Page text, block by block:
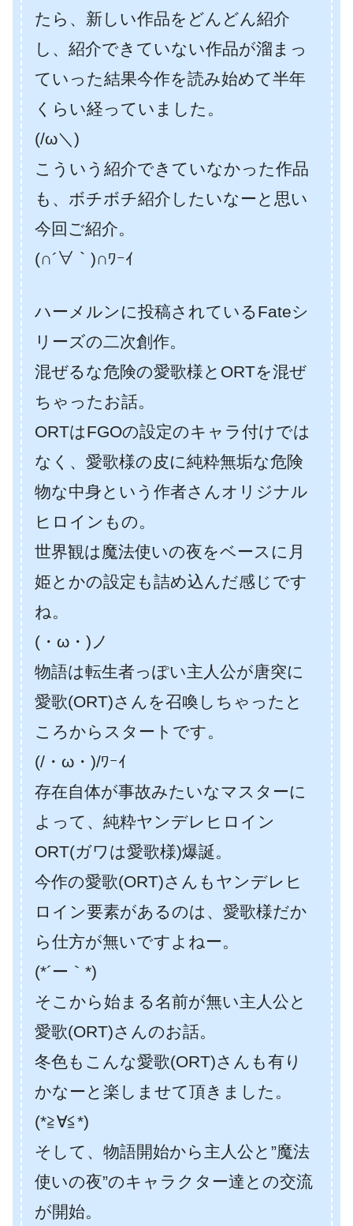
たら、新しい作品をどんどん紹介
し、紹介できていない作品が溜まっ
ていった結果今作を読み始めて半年
くらい経っていました。
(/ω＼)
こういう紹介できていなかった作品
も、ボチボチ紹介したいなーと思い
今回ご紹介。
(∩´∀｀)∩ﾜｰｲ
ハーメルンに投稿されているFateシ
リーズの二次創作。
混ぜるな危険の愛歌様とORTを混ぜ
ちゃったお話。
ORTはFGOの設定のキャラ付けでは
なく、愛歌様の皮に純粋無垢な危険
物な中身という作者さんオリジナル
ヒロインもの。
世界観は魔法使いの夜をベースに月
姫とかの設定も詰め込んだ感じです
ね。
(・ω・)ノ
物語は転生者っぽい主人公が唐突に
愛歌(ORT)さんを召喚しちゃったと
ころからスタートです。
(/・ω・)/ﾜｰｲ
存在自体が事故みたいなマスターに
よって、純粋ヤンデレヒロイン
ORT(ガワは愛歌様)爆誕。
今作の愛歌(ORT)さんもヤンデレヒ
ロイン要素があるのは、愛歌様だか
ら仕方が無いですよねー。
(*´ー｀*)
そこから始まる名前が無い主人公と
愛歌(ORT)さんのお話。
冬色もこんな愛歌(ORT)さんも有り
かなーと楽しませて頂きました。
(*≧∀≦*)
そして、物語開始から主人公と”魔法
使いの夜”のキャラクター達との交流
が開始。